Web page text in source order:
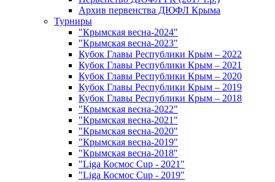
Архив первенства ДЮФЛ Крыма
Турниры
"Крымская весна-2024"
"Крымская весна-2023"
Кубок Главы Республики Крым – 2022
Кубок Главы Республики Крым – 2021
Кубок Главы Республики Крым – 2020
Кубок Главы Республики Крым – 2019
Кубок Главы Республики Крым – 2018
"Крымская весна-2022"
"Крымская весна-2021"
"Крымская весна-2020"
"Крымская весна-2019"
"Крымская весна-2018"
"Liga Космос Cup - 2021"
"Liga Космос Cup - 2019"